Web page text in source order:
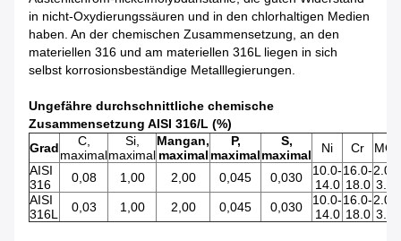
in nicht-Oxydierungssäuren und in den chlorhaltigen Medien
haben. An der chemischen Zusammensetzung, an den
materiellen 316 und am materiellen 316L liegen in sich
selbst korrosionsbeständige Metalllegierungen.
Ungefähre durchschnittliche chemische
Zusammensetzung AISI 316/L (%)
Grad
C,
maximal
Si,
maximal
Mangan,
maximal
P,
maximal
S,
maximal
Ni Cr
MO
AISI
316
0,08 1,00 2,00 0,045 0,030
10.0-
14.0
16.0-
18.0
2.0-
3.0
AISI
316L
0,03 1,00 2,00 0,045 0,030
10.0-
14.0
16.0-
18.0
2.0-
3.0